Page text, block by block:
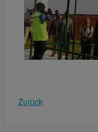
Zurück